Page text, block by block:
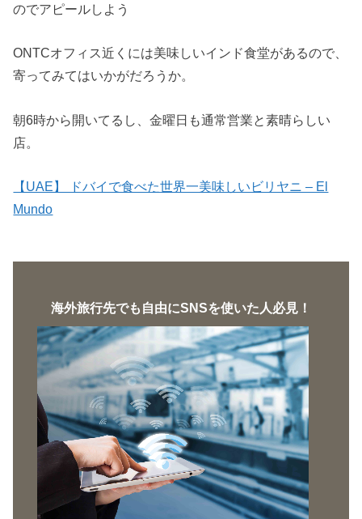
のでアピールしよう
ONTCオフィス近くには美味しいインド食堂があるので、
寄ってみてはいかがだろうか。
朝6時から開いてるし、金曜日も通常営業と素晴らしい
店。
【UAE】 ドバイで食べた世界一美味しいビリヤニ – El
Mundo
海外旅行先でも自由にSNSを使いた人必見！